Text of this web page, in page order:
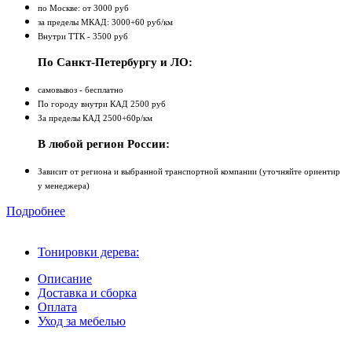
по Москве: от 3000 руб
за пределы МКАД: 3000+60 руб/км
Внутри ТТК - 3500 руб
По Санкт-Петербургу и ЛО:
самовывоз - бесплатно
По городу внутри КАД 2500 руб
За пределы КАД 2500+60р/км
В любой регион России:
Зависит от региона и выбранной транспортной компании (уточняйте ориентир
у менеджера)
Подробнее
Тонировки дерева:
Описание
Доставка и сборка
Оплата
Уход за мебелью